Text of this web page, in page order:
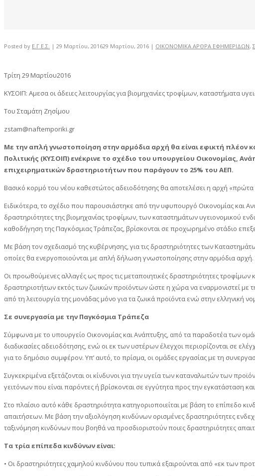
Posted by Ε.Γ.Ε.Σ. | 29 Μαρτίου, 201629 Μαρτίου, 2016 | ΟΙΚΟΝΟΜΙΚΑ ΑΡΘΡΑ ΕΦΗΜΕΡΙΔΩΝ,
Τρίτη 29 Μαρτίου2016
KΥΣΟΙΠ: Αμεσα οι άδειες λειτουργίας για βιομηχανίες τροφίμων, καταστήματα
Του Σταμάτη Ζησίμου
zstam@naftemporiki.gr
Με την απλή γνωστοποίηση στην αρμόδια αρχή θα είναι εφικτή πλέον
Πολιτικής (ΚΥΣΟΙΠ) ενέκρινε το σχέδιο του υπουργείου Οικονομίας,
επιχειρηματικών δραστηριοτήτων που παράγουν το 25% του ΑΕΠ.
Βασικό κορμό του νέου καθεστώτος αδειοδότησης θα αποτελέσει η αρχή
Ειδικότερα, το σχέδιο που παρουσιάστηκε από την υφυπουργό Οικονομίας και
δραστηριότητες της βιομηχανίας τροφίμων, των καταστημάτων υγειονομικού
καθοδήγηση της Παγκόσμιας Τράπεζας, βρίσκονται σε προχωρημένο στάδιο
Με βάση τον σχεδιασμό της κυβέρνησης, για τις δραστηριότητες των
οποίες θα ενεργοποιούνται με απλή δήλωση γνωστοποίησης στην αρμόδια αρχή.
Οι προωθούμενες αλλαγές ως προς τις μεταποιητικές δραστηριότητες
δραστηριοτήτων εκτός των ζωικών προϊόντων ώστε η χώρα να εναρμονιστεί με
από τη λειτουργία της μονάδας μόνο για τα ζωικά προϊόντα ενώ στην ελληνική
Σε συνεργασία με την Παγκόσμια Τράπεζα
Σύμφωνα με το υπουργείο Οικονομίας και Ανάπτυξης, από τα παραδοτέα των
διαδικασίες αδειοδότησης, ενώ οι εκ των υστέρων έλεγχοι περιορίζονται σε
για το δημόσιο συμφέρον. Υπ’ αυτό, το πρίσμα, οι ομάδες εργασίας με τη
Συγκεκριμένα εξετάζονται οι κίνδυνοι για την υγεία των καταναλωτών των
γειτόνων που είναι παρόντες ή βρίσκονται σε εγγύτητα προς την εγκατάσταση
Στο πλαίσιο αυτό κάθε δραστηριότητα κατηγοριοποιείται με βάση το επίπεδο
απαιτήσεων. Με βάση την αξιολόγηση κινδύνων ορισμένες δραστηριότητες
ταξινόμηση κινδύνων που βοηθά να προσδιοριστούν ποιες δραστηριότητες
Τα τρία επίπεδα κινδύνων είναι:
• Οι δραστηριότητες χαμηλού κινδύνου που τυπικά εξαιρούνται από «εκ των